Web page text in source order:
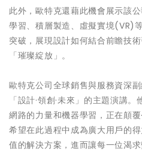
此外，歐特克還藉此機會展示該
學習、積層製造、虛擬實境(VR)
突破，展現設計如何結合前瞻技
「璀璨綻放」。
歐特克公司全球銷售與服務資深
「設計·領創·未來」的主題演講
網路的力量和機器學習，正在顛
希望在此過程中成為廣大用戶的
值的解決方案，進而讓每一位渴